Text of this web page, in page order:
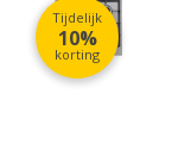
Tijdelijk
10%
korting